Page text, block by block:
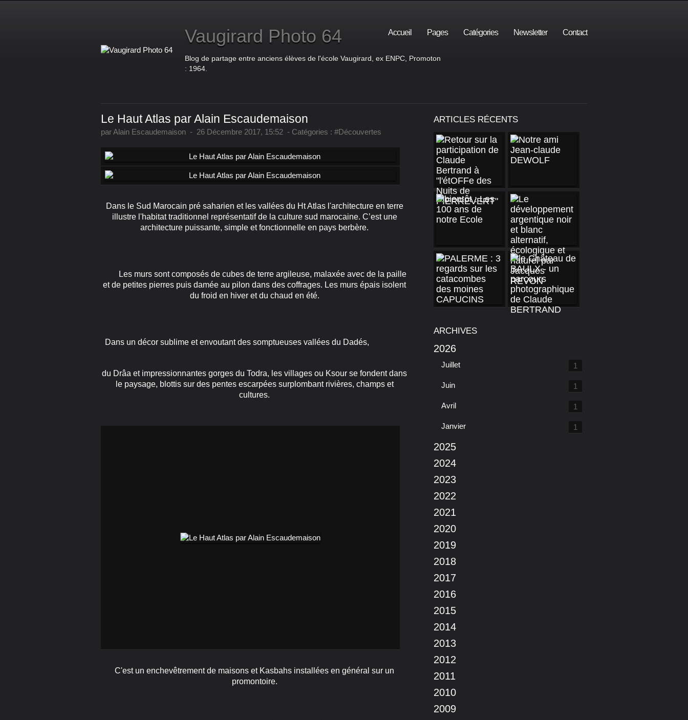
Vaugirard Photo 64
Blog de partage entre anciens élèves de l'école Vaugirard, ex ENPC, Promoton
: 1964.
Accueil Pages Catégories Newsletter Contact
Le Haut Atlas par Alain Escaudemaison
par Alain Escaudemaison - 26 Décembre 2017, 15:52 - Catégories : #Découvertes
Dans le Sud Marocain pré saharien et les vallées du Ht Atlas l'architecture en terre
illustre l'habitat traditionnel représentatif de la culture sud marocaine. C’est une
architecture puissante, simple et fonctionnelle en pays berbère.
Les murs sont composés de cubes de terre argileuse, malaxée avec de la paille
et de petites pierres puis damée au pilon dans des coffrages. Les murs épais isolent
du froid en hiver et du chaud en été.
Dans un décor sublime et envoutant des somptueuses vallées du Dadés,
du Drâa et impressionnantes gorges du Todra, les villages ou Ksour se fondent dans
le paysage, blottis sur des pentes escarpées surplombant rivières, champs et
cultures.
C'est un enchevêtrement de maisons et Kasbahs installées en général sur un
promontoire.
ARTICLES RÉCENTS
ARCHIVES
2026
Juillet 1
Juin 1
Avril 1
Janvier 1
2025
2024
2023
2022
2021
2020
2019
2018
2017
2016
2015
2014
2013
2012
2011
2010
2009